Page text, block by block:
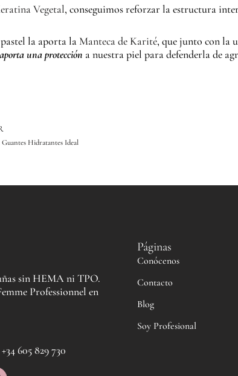
Vegetal, conseguimos reforzar la estructura
la aporta la Manteca de Karité, que junto con la
aporta una protección a nuestra piel para defenderla de
Hidratantes Ideal
sin HEMA ni TPO.
Professionnel en
605 829 730
Páginas
Conócenos
Contacto
Blog
Soy Profesional